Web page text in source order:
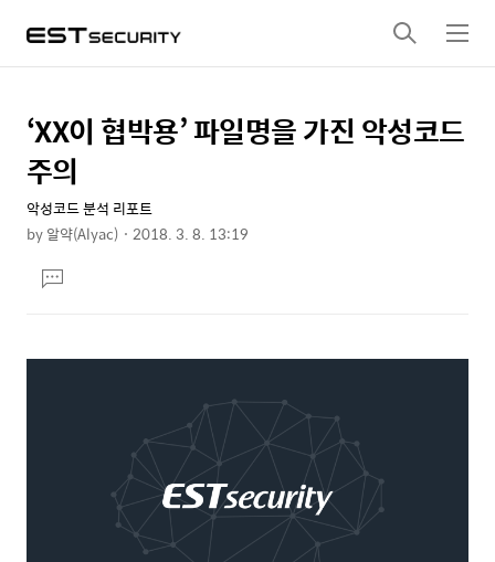
검
색
메
뉴
상
세
컨
텐
본
문
제
목
‘XX이 협박용’ 파일명을 가진 악성코드
주의
악성코드 분석 리포트
by알약(Alyac) 2018. 3. 8. 13:19
문댓
글